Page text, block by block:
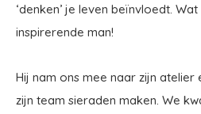
‘denken’ je leven beïnvloedt.
inspirerende man!
Hij nam ons mee naar zijn atelier
zijn team sieraden maken. We